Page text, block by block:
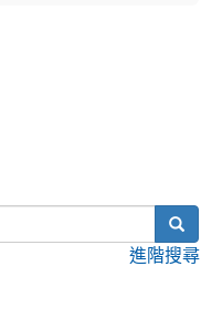
進階搜尋